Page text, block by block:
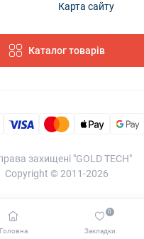
Головна Закладки
0
Карта сайту
Каталог товарів
захищені "GOLD TECH"
Copyright © 2011-2026